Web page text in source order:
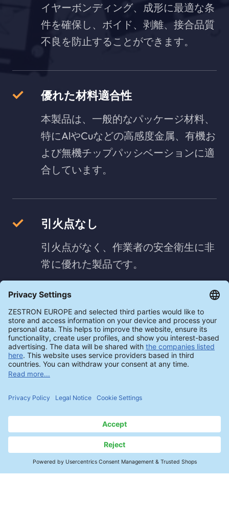
イヤーボンディング、成形に最適な条
件を確保し、ボイド、剥離、接合品質
不良を防止することができます。
優れた材料適合性
本製品は、一般的なパッケージ材料、
特にAlやCuなどの高感度金属、有機お
よび無機チップパッシベーションに適
合しています。
引火点なし
引火点がなく、作業者の安全衛生に非
常に優れた製品です。
濃度測定
BRIX測定は、クリーナーの濃度を迅速
に確認するために使用することができ
ます。